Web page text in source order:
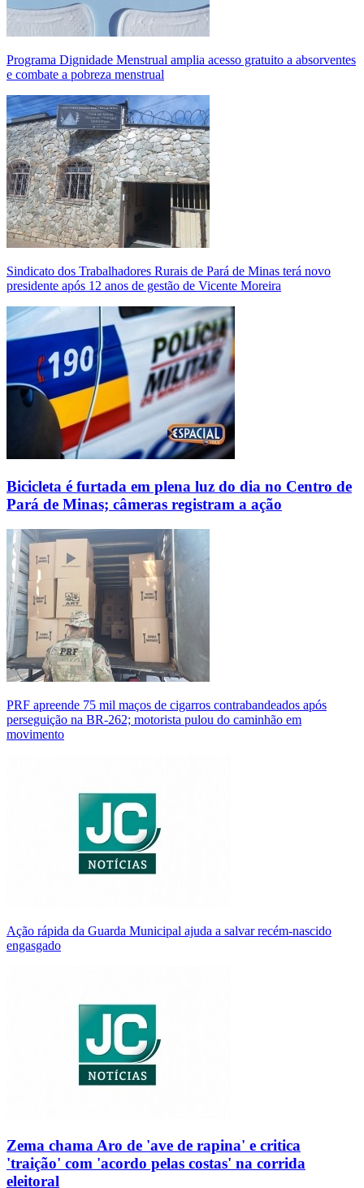
Programa Dignidade Menstrual amplia acesso gratuito a absorventes
e combate a pobreza menstrual
Sindicato dos Trabalhadores Rurais de Pará de Minas terá novo
presidente após 12 anos de gestão de Vicente Moreira
Bicicleta é furtada em plena luz do dia no Centro de
Pará de Minas; câmeras registram a ação
PRF apreende 75 mil maços de cigarros contrabandeados após
perseguição na BR-262; motorista pulou do caminhão em
movimento
Ação rápida da Guarda Municipal ajuda a salvar recém-nascido
engasgado
Zema chama Aro de 'ave de rapina' e critica
'traição' com 'acordo pelas costas' na corrida
eleitoral